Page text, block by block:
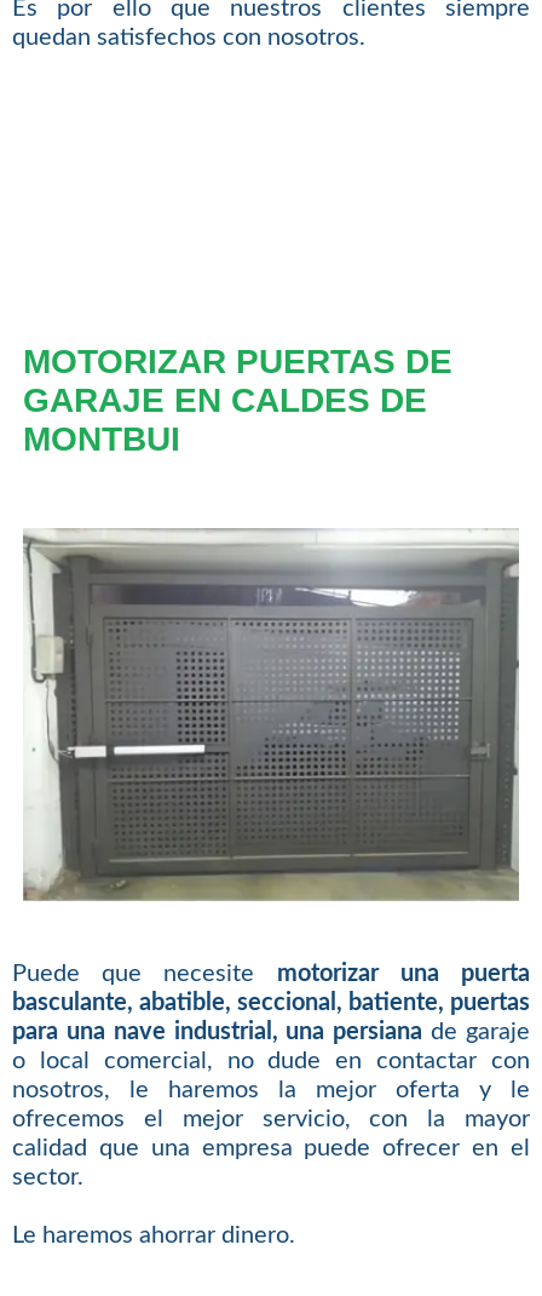
Es por ello que nuestros clientes siempre
quedan satisfechos con nosotros.
MOTORIZAR PUERTAS DE
GARAJE EN CALDES DE
MONTBUI
Puede que necesite motorizar una puerta
basculante, abatible, seccional, batiente, puertas
para una nave industrial, una persiana de garaje
o local comercial, no dude en contactar con
nosotros, le haremos la mejor oferta y le
ofrecemos el mejor servicio, con la mayor
calidad que una empresa puede ofrecer en el
sector.
Le haremos ahorrar dinero.